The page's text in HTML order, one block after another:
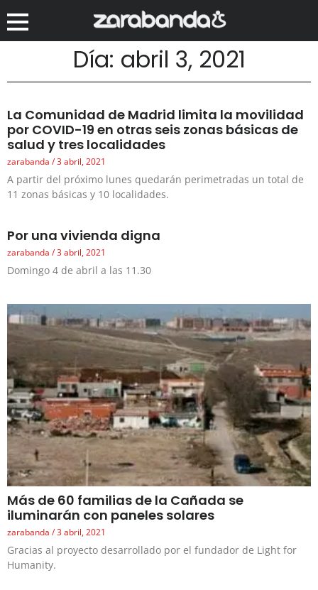
Día: abril 3, 2021
La Comunidad de Madrid limita la movilidad
por COVID-19 en otras seis zonas básicas de
salud y tres localidades
zarabanda 3 abril, 2021
A partir del próximo lunes quedarán perimetradas un total de
11 zonas básicas y 10 localidades.
Por una vivienda digna
zarabanda 3 abril, 2021
Domingo 4 de abril a las 11.30
Más de 60 familias de la Cañada se
iluminarán con paneles solares
zarabanda 3 abril, 2021
Gracias al proyecto desarrollado por el fundador de Light for
Humanity.